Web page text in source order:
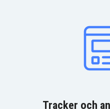
Tracker och